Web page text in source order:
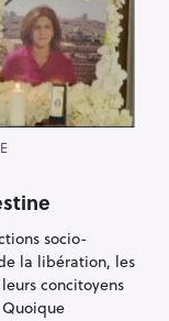
socio-
la libération, les
concitoyens